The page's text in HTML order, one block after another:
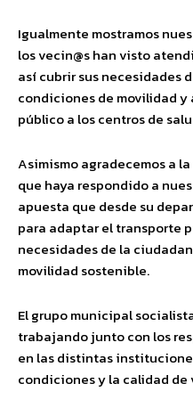
Igualmente mostramos
losvecin@shan visto
así cubrir sus necesidades
condiciones de movilidad
público a los centros de
Asimismo agradecemos a
que haya respondido a
apuesta que desde su
para adaptarel transporte
necesidades de la
movilidad sostenible.
El grupo municipal
trabajando junto con los
en las distintas
condiciones y la calidad de